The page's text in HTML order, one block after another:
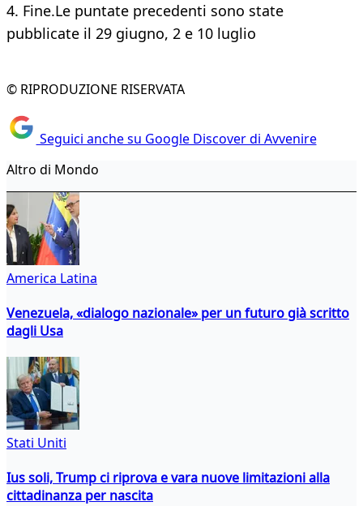
4. Fine.Le puntate precedenti sono state
pubblicate il 29 giugno, 2 e 10 luglio
© RIPRODUZIONE RISERVATA
Seguici anche su Google Discover di Avvenire
Altro di Mondo
America Latina
Venezuela, «dialogo nazionale» per un futuro già scritto
dagli Usa
Stati Uniti
Ius soli, Trump ci riprova e vara nuove limitazioni alla
cittadinanza per nascita